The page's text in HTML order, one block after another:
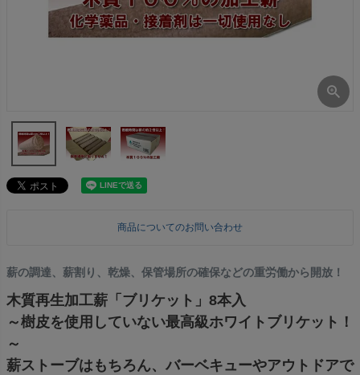
商品についてのお問い合わせ
薪の調達、薪割り、乾燥、保管場所の確保などの重労働から開放！
木質再生加工薪「ブリケット」8本入
～樹皮を使用していない最高級ホワイトブリケット！
～
薪ストーブはもちろん、バーベキューやアウトドアで